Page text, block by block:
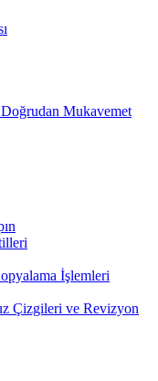
Mukavemet
İşlemleri
Çizgileri ve Revizyon